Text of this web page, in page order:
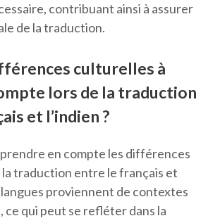
contribuant ainsi à assurer
de la traduction.
culturelles à
lors de la traduction
et l’indien ?
en compte les différences
traduction entre le français et
langues proviennent de contextes
qui peut se refléter dans la